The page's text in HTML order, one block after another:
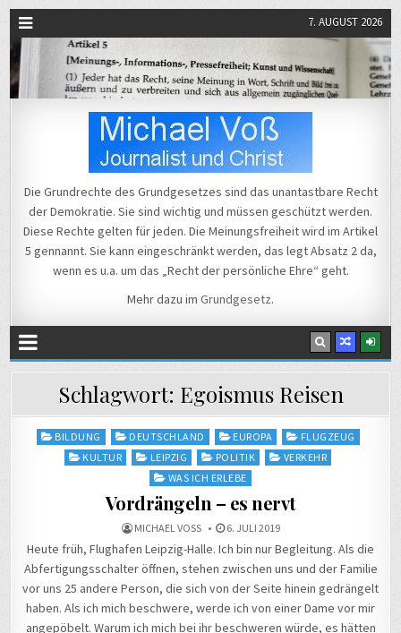
7. AUGUST 2026
Michael Voß
Die Grundrechte des Grundgesetzes sind das unantastbare Recht
der Demokratie. Sie sind wichtig und müssen geschützt werden.
Diese Rechte gelten für jeden. Die Meinungsfreiheit wird im Artikel
5 gennannt. Sie kann eingeschränkt werden, das legt Absatz 2 da,
wenn es u.a. um das „Recht der persönliche Ehre“ geht.
Mehr dazu im Grundgesetz.
Schlagwort: Egoismus Reisen
Posted
BILDUNG DEUTSCHLAND EUROPA
FLUGZEUG
KULTUR
LEIPZIG POLITIK
VERKEHR
WAS ICH ERLEBE
Vordrängeln – es nervt
MICHAEL VOSS 6. JULI 2019
Heute früh, Flughafen Leipzig-Halle. Ich bin nur Begleitung. Als die
Abfertigungsschalter öffnen, stehen zwischen uns und der Familie
vor uns 25 andere Person, die sich von der Seite hinein gedrängelt
haben. Als ich mich beschwere, werde ich von einer Dame vor mir
angepöbelt. Warum ich mich bei ihr beschweren würde, es hätten